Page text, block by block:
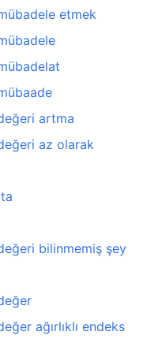
etmek
artma
az olarak
bilinmemiş şey
ağırlıklı endeks